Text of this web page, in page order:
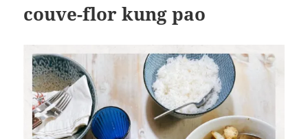
couve-flor kung pao